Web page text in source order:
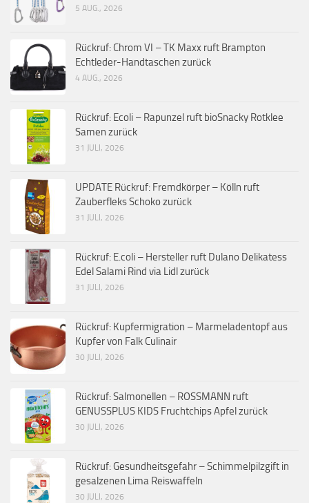
5 AUG., 2026
Rückruf: Chrom VI – TK Maxx ruft Brampton
Echtleder-Handtaschen zurück
4 AUG., 2026
Rückruf: Ecoli – Rapunzel ruft bioSnacky Rotklee
Samen zurück
31 JULI, 2026
UPDATE Rückruf: Fremdkörper – Kölln ruft
Zauberfleks Schoko zurück
31 JULI, 2026
Rückruf: E.coli – Hersteller ruft Dulano Delikatess
Edel Salami Rind via Lidl zurück
31 JULI, 2026
Rückruf: Kupfermigration – Marmeladentopf aus
Kupfer von Falk Culinair
30 JULI, 2026
Rückruf: Salmonellen – ROSSMANN ruft
GENUSSPLUS KIDS Fruchtchips Apfel zurück
30 JULI, 2026
Rückruf: Gesundheitsgefahr – Schimmelpilzgift in
gesalzenen Lima Reiswaffeln
30 JULI, 2026